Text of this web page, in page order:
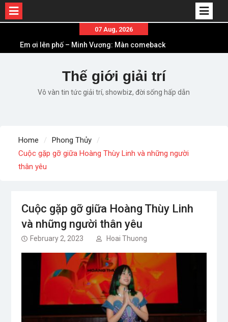
content
07 Aug, 2026
Em ơi lên phố – Minh Vương: Màn comeback
“ngoạn mục” với triệu view
nhưng vẫn ấn tượng
Lời bài hát Làm Gì Phải Hốt – Sản phẩm âm nhạc
chất lượng chuẩn chất JustaTee
xuân về
Thế giới giải trí
Vô vàn tin tức giải trí, showbiz, đời sống hấp dẫn
Home
Phong Thủy
Cuộc gặp gỡ giữa Hoàng Thùy Linh và những người
thân yêu
Cuộc gặp gỡ giữa Hoàng Thùy Linh
và những người thân yêu
February 2, 2023 Hoai Thuong